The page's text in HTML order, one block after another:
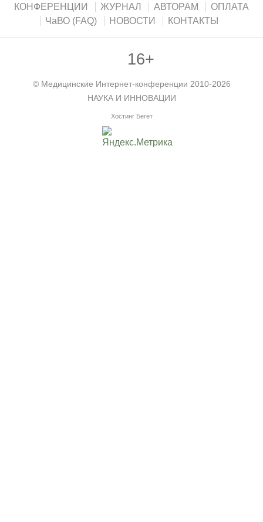
КОНФЕРЕНЦИИ ЖУРНАЛ АВТОРАМ
ОПЛАТА
ЧаВО (FAQ)
НОВОСТИ КОНТАКТЫ
16+
© Медицинские Интернет-конференции 2010-2026
НАУКА И ИННОВАЦИИ
Хостинг Бегет